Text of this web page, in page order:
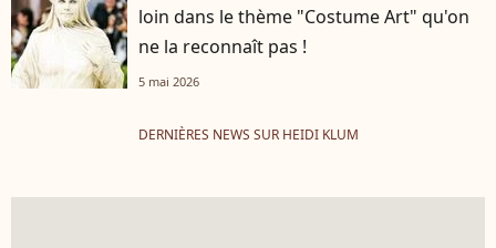
loin dans le thème "Costume Art" qu'on
ne la reconnaît pas !
5 mai 2026
DERNIÈRES NEWS SUR HEIDI KLUM